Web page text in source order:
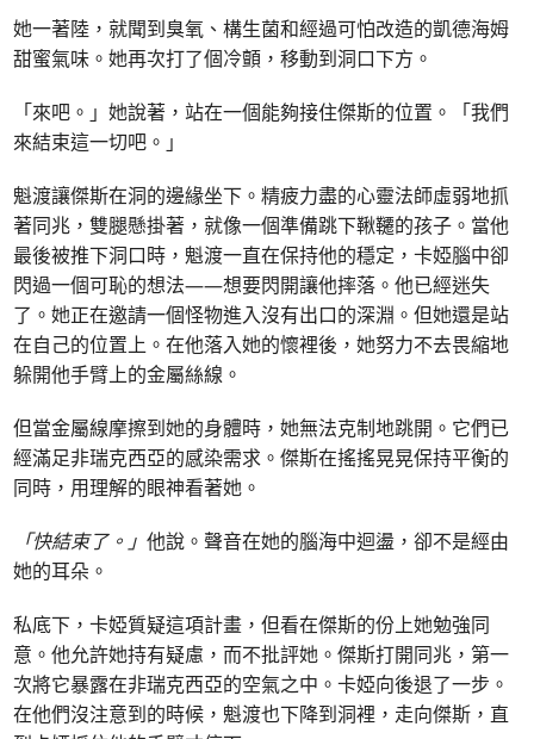
她一著陸，就聞到臭氧、構生菌和經過可怕改造的凱德海姆
甜蜜氣味。她再次打了個冷顫，移動到洞口下方。
「來吧。」她說著，站在一個能夠接住傑斯的位置。「我們
來結束這一切吧。」
魁渡讓傑斯在洞的邊緣坐下。精疲力盡的心靈法師虛弱地抓
著同兆，雙腿懸掛著，就像一個準備跳下鞦韆的孩子。當他
最後被推下洞口時，魁渡一直在保持他的穩定，卡婭腦中卻
閃過一個可恥的想法——想要閃開讓他摔落。他已經迷失
了。她正在邀請一個怪物進入沒有出口的深淵。但她還是站
在自己的位置上。在他落入她的懷裡後，她努力不去畏縮地
躲開他手臂上的金屬絲線。
但當金屬線摩擦到她的身體時，她無法克制地跳開。它們已
經滿足非瑞克西亞的感染需求。傑斯在搖搖晃晃保持平衡的
同時，用理解的眼神看著她。
「快結束了。」他說。聲音在她的腦海中迴盪，卻不是經由
她的耳朵。
私底下，卡婭質疑這項計畫，但看在傑斯的份上她勉強同
意。他允許她持有疑慮，而不批評她。傑斯打開同兆，第一
次將它暴露在非瑞克西亞的空氣之中。卡婭向後退了一步。
在他們沒注意到的時候，魁渡也下降到洞裡，走向傑斯，直